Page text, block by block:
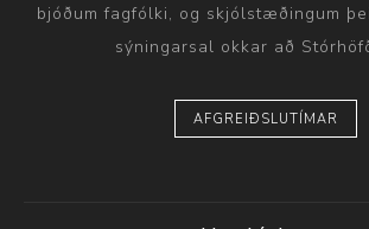
bjóðum fagfólki, og skjólstæðingum
sýningarsal okkar að
AFGREIÐSLUTÍMAR